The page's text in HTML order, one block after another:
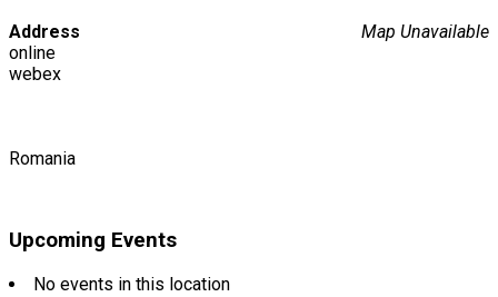
Map Unavailable
Address
online
webex
Romania
Upcoming Events
No events in this location